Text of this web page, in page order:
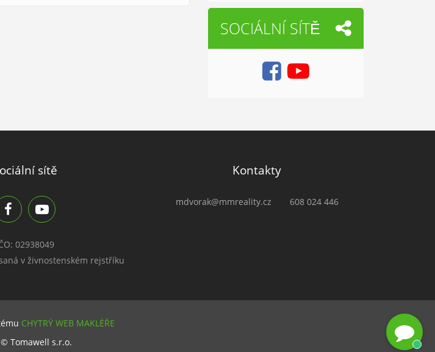
SOCIÁLNÍ SÍTĚ
sítě Kontakty
mdvorak@mmreality.cz 608 024 446
02938049
v živnostenském rejstříku
CHYTRÝ WEB MAKLÉŘE
Tomawell s.r.o.